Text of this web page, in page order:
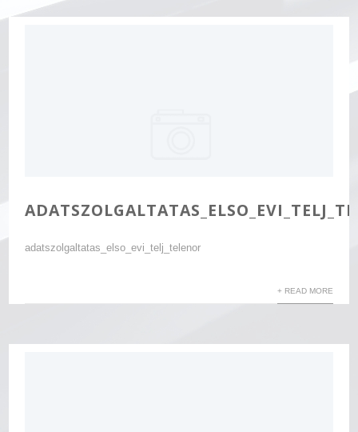
adatszolgaltatas_elso_evi_telj_telenor
+ READ MORE